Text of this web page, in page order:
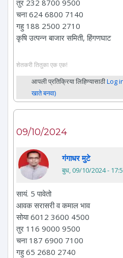
तुर 232 8700 9500
चना 624 6800 7140
गहु 188 2500 2710
कृषि उत्पन्न बाजार समिती, हिंगणघाट
शेतकरी तितुका एक एक!
आपली प्रतिक्रिया लिहिण्यासाठीLog
खाते बनवा)
09/10/2024
गंगाधर मुटे
बुध, 09/10/2024 -
सायं. 5 पावेतो
आवक सरासरी व कमाल भाव
सोया 6012 3600 4500
तुर 116 9000 9500
चना 187 6900 7100
गहु 65 2680 2740